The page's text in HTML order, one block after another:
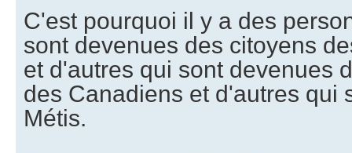
C'est pourquoi il y a des
sont devenues des citoyens
et d'autres qui sont devenues
des Canadiens et d'autres qui
Métis.